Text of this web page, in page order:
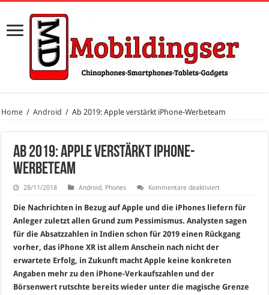
Home / Android / Ab 2019: Apple verstärkt iPhone-Werbeteam
Ab 2019: Apple verstärkt iPhone-
Werbeteam
28/11/2018 Android, Phones Kommentare deaktiviertfür
2019:
Apple
verstärkt
iPhone-
Werbeteam
Die Nachrichten in Bezug auf Apple und die iPhones liefern für
Anleger zuletzt allen Grund zum Pessimismus. Analysten sagen
für die Absatzzahlen in Indien schon für 2019 einen Rückgang
vorher, das iPhone XR ist allem Anschein nach nicht der
erwartete Erfolg, in Zukunft macht Apple keine konkreten
Angaben mehr zu den iPhone-Verkaufszahlen und der
Börsenwert rutschte bereits wieder unter die magische Grenze